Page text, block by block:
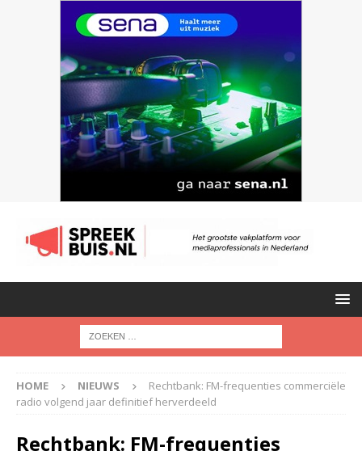
HOME NIEUWS
Rechtbank: FM-frequenties commerciële
radio volgend jaar definitief herverdeeld
Rechtbank: FM-frequenties